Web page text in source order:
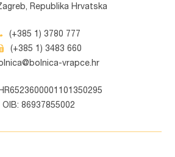
Republika Hrvatska
(+385 1) 3780 777
(+385 1) 3483 660
vrapce.hr
OIB: 86937855002